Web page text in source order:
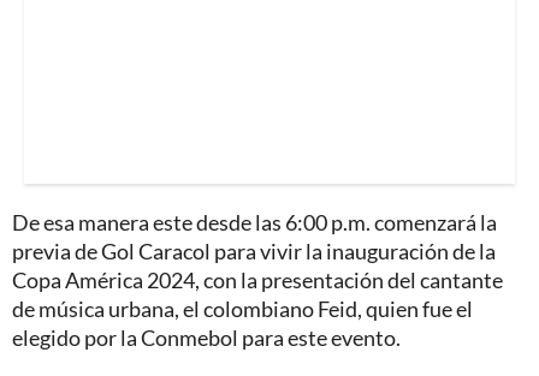
De esa manera este desde las 6:00 p.m. comenzará la
previa de Gol Caracol para vivir la inauguración de la
Copa América 2024, con la presentación del cantante
de música urbana, el colombiano Feid, quien fue el
elegido por la Conmebol para este evento.